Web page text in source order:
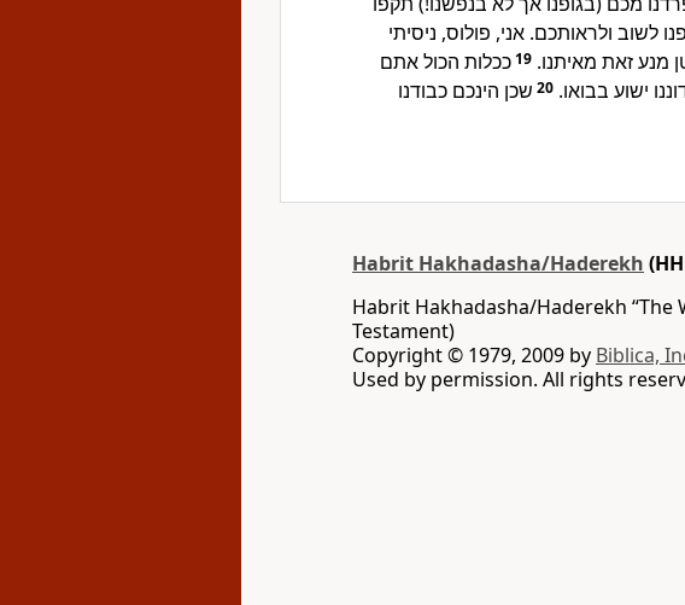
לשוב ולראותכם. אני, פולוס, ניסיתי
מנע זאת מאיתנו.19ככלות הכול אתם
ישוע בבואו.20 שכן הינכם כבודנו
Habrit Hakhadasha/Haderekh
Habrit Hakhadasha/Haderekh “The
Testament)
Copyright © 1979, 2009 by Biblica,
Used by permission. All rights